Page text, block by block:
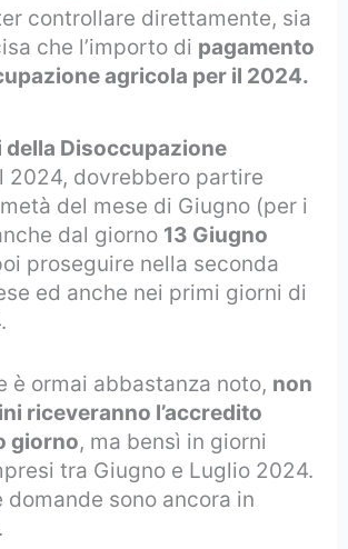
controllare direttamente, sia
che l’importo di pagamento
agricola per il 2024.
della Disoccupazione
2024, dovrebbero partire
del mese di Giugno (per i
dal giorno 13 Giugno
proseguire nella seconda
ed anche nei primi giorni di
è ormai abbastanza noto, non
riceveranno l’accredito
giorno, ma bensì in giorni
tra Giugno e Luglio 2024.
sono ancora in